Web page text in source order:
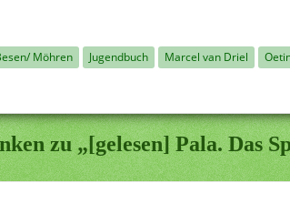
Möhren Jugendbuch Marcel van Driel
zu „[gelesen] Pala. Das